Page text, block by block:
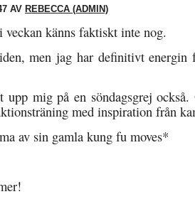
AV REBECCA (ADMIN)
känns faktiskt inte nog.
men jag har definitivt energin
upp mig på en söndagsgrej
med inspiration från
av sin gamla kung fu moves*